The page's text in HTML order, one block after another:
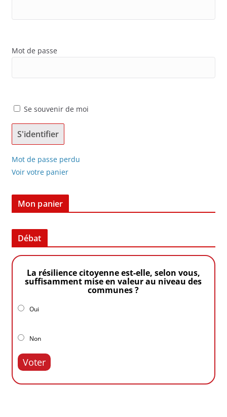
Mot de passe
Se souvenir de moi
Mot de passe perdu
Voir votre panier
Mon panier
Débat
La résilience citoyenne est-elle, selon vous,
suffisamment mise en valeur au niveau des
communes ?
Oui
Non
Voter